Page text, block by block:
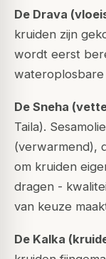
De Drava
kruiden zijn
wordt eerst
wateroplosbare
De Sneha
Taila).
(verwarmend),
om kruiden
dragen -
van keuze
De Kalka